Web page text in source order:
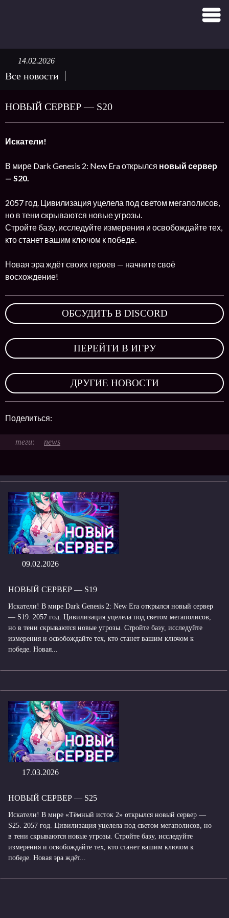
Все новости
14.02.2026
НОВЫЙ СЕРВЕР — S20
Искатели!
В мире Dark Genesis 2: New Era открылся новый сервер
— S20.
2057 год. Цивилизация уцелела под светом мегаполисов,
но в тени скрываются новые угрозы.
Стройте базу, исследуйте измерения и освобождайте тех,
кто станет вашим ключом к победе.
Новая эра ждёт своих героев — начните своё
восхождение!
ОБСУДИТЬ В DISCORD
ПЕРЕЙТИ В ИГРУ
ДРУГИЕ НОВОСТИ
Поделиться:
news
09.02.2026
НОВЫЙ СЕРВЕР — S19
Искатели! В мире Dark Genesis 2: New Era открылся новый сервер
— S19. 2057 год. Цивилизация уцелела под светом мегаполисов,
но в тени скрываются новые угрозы. Стройте базу, исследуйте
измерения и освобождайте тех, кто станет вашим ключом к
победе. Новая...
17.03.2026
НОВЫЙ СЕРВЕР — S25
Искатели! В мире «Тёмный исток 2» открылся новый сервер —
S25. 2057 год. Цивилизация уцелела под светом мегаполисов, но
в тени скрываются новые угрозы. Стройте базу, исследуйте
измерения и освобождайте тех, кто станет вашим ключом к
победе. Новая эра ждёт...